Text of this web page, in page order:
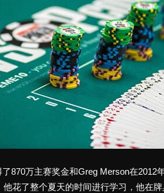
870万主赛奖金和Greg Merson在
花了整个夏天的时间进行学习，他在